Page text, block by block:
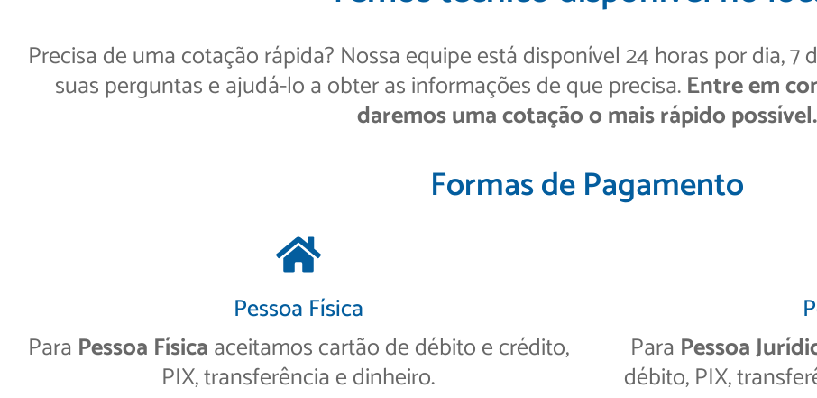
Precisa de uma cotação rápida? Nossa equipe está disponível 24 horas por dia, 7
suas perguntas e ajudá-lo a obter as informações de que precisa.Entre em
daremos uma cotação o mais rápido possível.
Formas de Pagamento
Pessoa Física
Para Pessoa Físicaaceitamos cartão de débito e crédito,
PIX, transferência e dinheiro.
Para Pessoa
débito, PIX,